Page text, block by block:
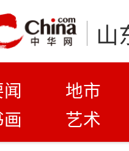
山
地市
艺术